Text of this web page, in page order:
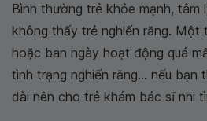
Bình thường trẻ khỏe mạnh, tâm
không thấy trẻ nghiến răng. Một
hoặc ban ngày hoạt động quá
tình trạng nghiến răng... nếu bạn
dài nên cho trẻ khám bác sĩ nhi